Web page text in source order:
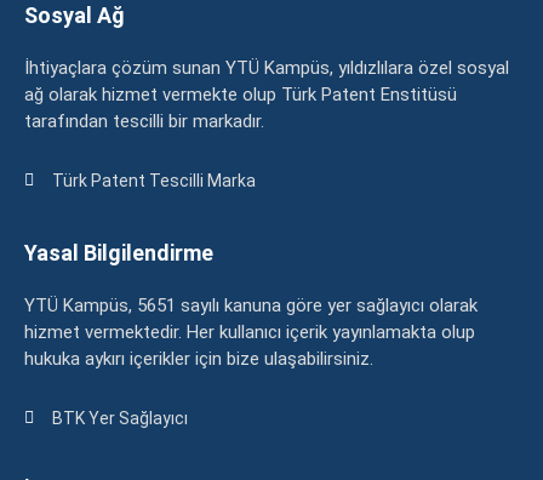
Sosyal Ağ
İhtiyaçlara çözüm sunan YTÜ Kampüs, yıldızlılara özel sosyal
ağ olarak hizmet vermekte olup Türk Patent Enstitüsü
tarafından tescilli bir markadır.
Türk Patent Tescilli Marka
Yasal Bilgilendirme
YTÜ Kampüs, 5651 sayılı kanuna göre yer sağlayıcı olarak
hizmet vermektedir. Her kullanıcı içerik yayınlamakta olup
hukuka aykırı içerikler için bize ulaşabilirsiniz.
BTK Yer Sağlayıcı